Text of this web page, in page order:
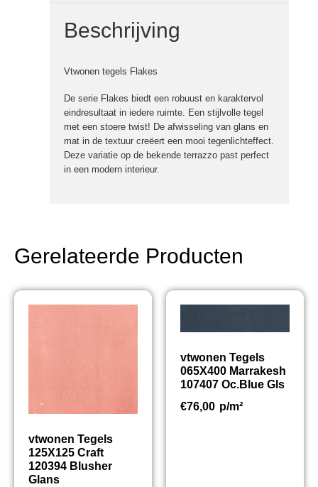
Beschrijving
Vtwonen tegels Flakes
De serie Flakes biedt een robuust en karaktervol
eindresultaat in iedere ruimte. Een stijlvolle tegel
met een stoere twist! De afwisseling van glans en
mat in de textuur creëert een mooi tegenlichteffect.
Deze variatie op de bekende terrazzo past perfect
in een modern interieur.
Gerelateerde Producten
vtwonen Tegels
125X125 Craft
120394 Blusher
Glans
vtwonen Tegels
065X400 Marrakesh
107407 Oc.Blue Gls
€76,00 p/m²